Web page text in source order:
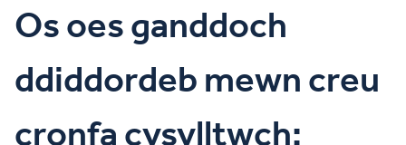
Os oes ganddoch
ddiddordeb mewn creu
cronfa cysylltwch: